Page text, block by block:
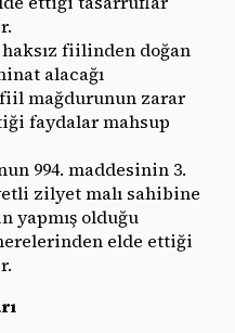
fiilinden doğan
alacağı
fiil mağdurunun zarar
faydalar mahsup
994. maddesinin 3.
zilyet malı sahibine
yapmış olduğu
elde ettiği